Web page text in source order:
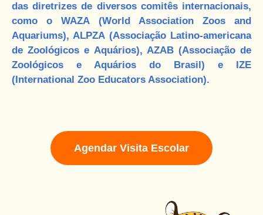
das diretrizes de diversos comitês internacionais,
como o WAZA (World Association Zoos and
Aquariums), ALPZA (Associação Latino-americana
de Zoológicos e Aquários), AZAB (Associação de
Zoológicos e Aquários do Brasil) e IZE
(International Zoo Educators Association).
Agendar Visita Escolar